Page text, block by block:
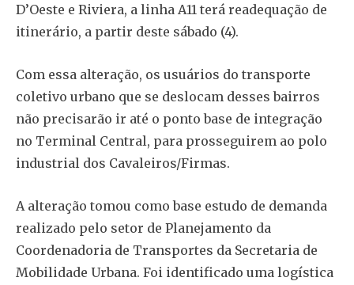
D’Oeste e Riviera, a linha A11 terá readequação de
itinerário, a partir deste sábado (4).
Com essa alteração, os usuários do transporte
coletivo urbano que se deslocam desses bairros
não precisarão ir até o ponto base de integração
no Terminal Central, para prosseguirem ao polo
industrial dos Cavaleiros/Firmas.
A alteração tomou como base estudo de demanda
realizado pelo setor de Planejamento da
Coordenadoria de Transportes da Secretaria de
Mobilidade Urbana. Foi identificado uma logística